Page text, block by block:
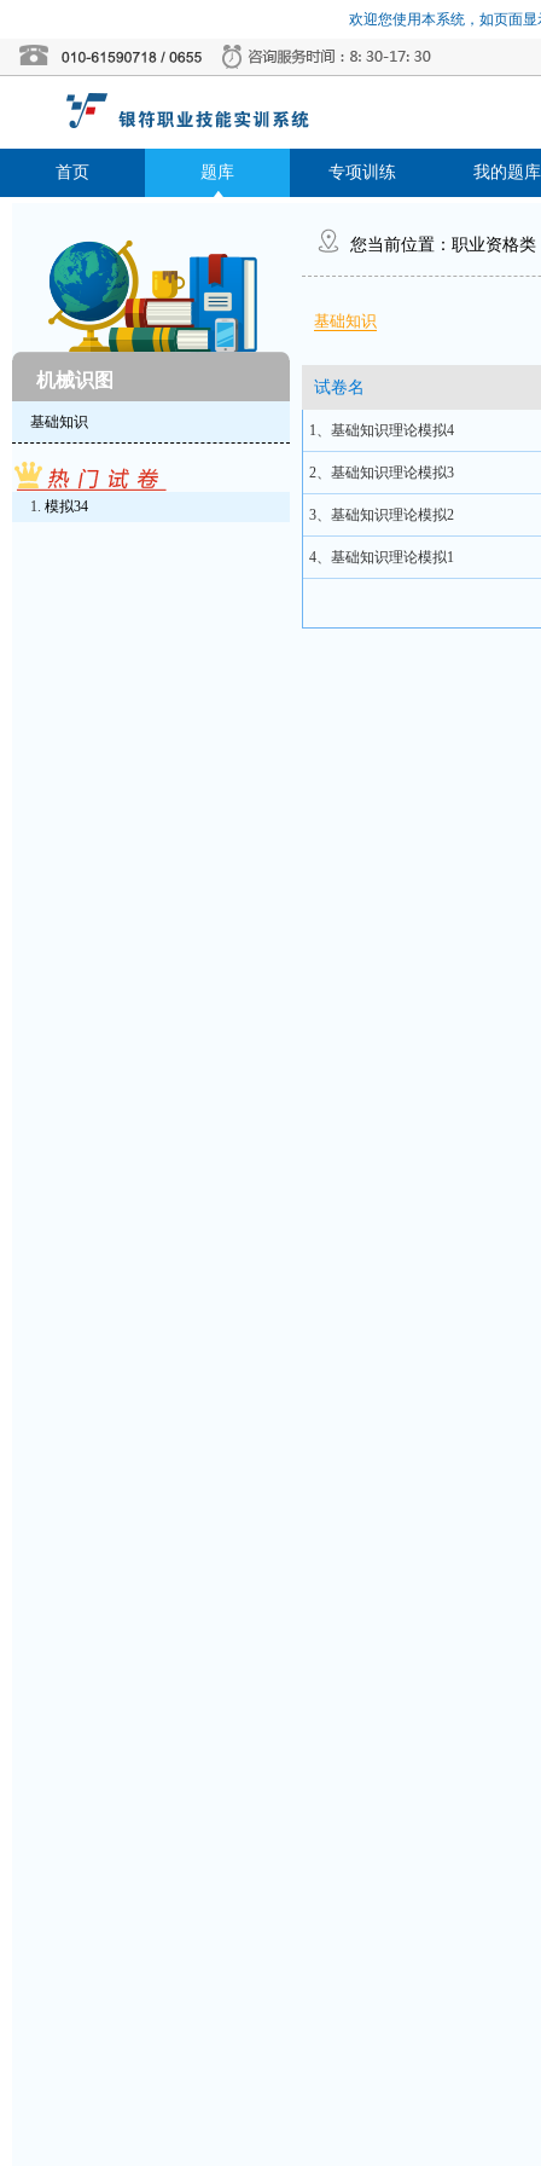
欢迎您使用本系统，如页面
首页 题库 专项训练 我的题库
机械识图
基础知识
模拟34
您当前位置： 职业资格类
基础知识
试卷名
1、基础知识理论模拟4
2、基础知识理论模拟3
3、基础知识理论模拟2
4、基础知识理论模拟1